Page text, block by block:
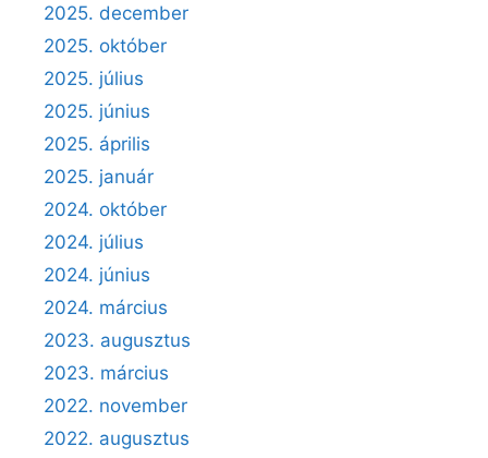
2025. december
2025. október
2025. július
2025. június
2025. április
2025. január
2024. október
2024. július
2024. június
2024. március
2023. augusztus
2023. március
2022. november
2022. augusztus